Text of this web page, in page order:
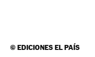
©EDICIONES EL PAÍS